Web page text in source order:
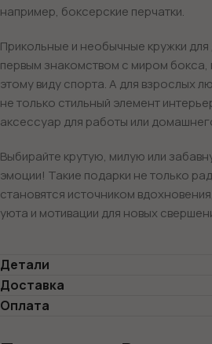
например, боксерские перчатки.
Прикольные и необычные кружки для
первым знакомством с миром бокса,
этому виду спорта. А для взрослых
не только стильный элемент
аксессуар для работы или
Выбирайте крутую, милую или
эмоции! Такие подарки не только
становятся источником
уюта и мотивации для новых
Детали
Доставка
Оплата